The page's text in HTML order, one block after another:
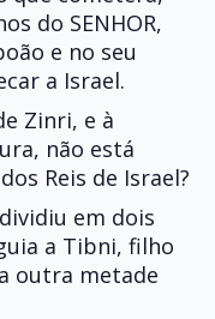
do SENHOR,
e no seu
a Israel.
Zinri, e à
não está
Reis de Israel?
em dois
a Tibni, filho
outra metade